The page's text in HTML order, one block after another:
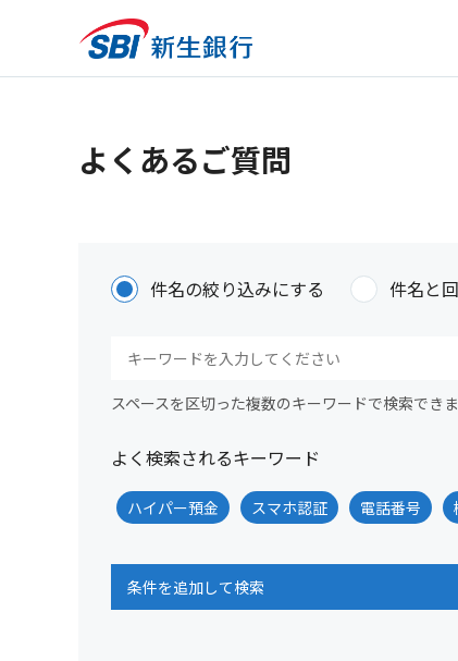
よくあるご質問
件名の絞り込みにする 件名と
スペースを区切った複数のキーワードで検索でき
よく検索されるキーワード
ハイパー預金 スマホ認証 電話番号
条件を追加して検索